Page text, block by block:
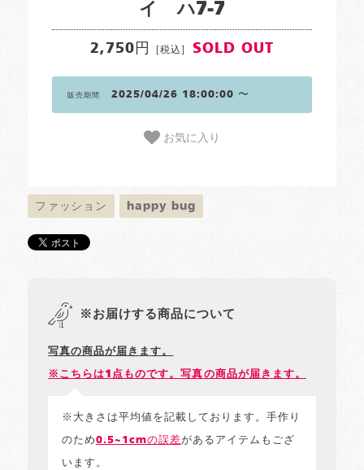
イ ハ7-7
2,750円 [税込] SOLD OUT
販売期間 2025/04/26 18:00:00 〜
お気に入り
ファッション happy bug
※お届けする商品について
写真の商品が届きます。
※こちらは1点ものです。写真の商品が届きます。
※大きさは平均値を記載しております。手作り
のため0.5~1cmの誤差があるアイテムもござ
います。